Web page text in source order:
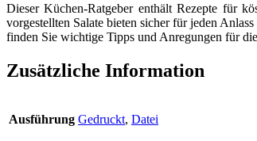
Dieser Küchen-Ratgeber enthält Rezepte für
vorgestellten Salate bieten sicher für jeden
finden Sie wichtige Tipps und Anregungen für
Zusätzliche Information
Ausführung Gedruckt, Datei